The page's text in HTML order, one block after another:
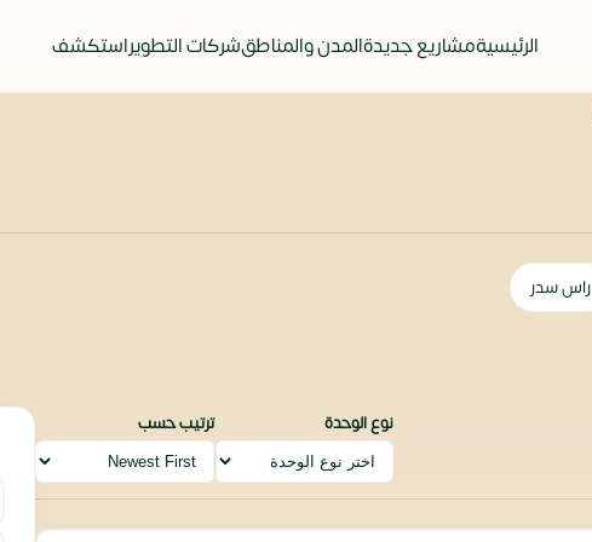
الرئيسيةمشاريع جديدةالمدن والمناطقشركات التطويراستكشف
راس سدر
نوع الوحدة ترتيب حسب